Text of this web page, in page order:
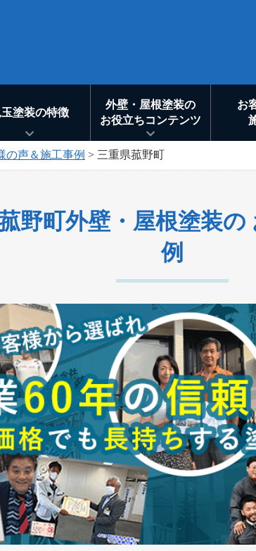
玉塗装の特徴
外壁・屋根塗装の
お役立ちコンテンツ
お
の声＆施工事例 > 三重県菰野町
野町外壁・屋根塗装
例